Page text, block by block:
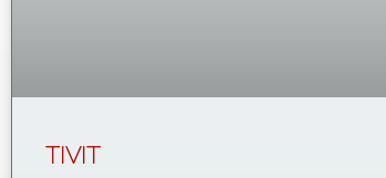
TIVIT